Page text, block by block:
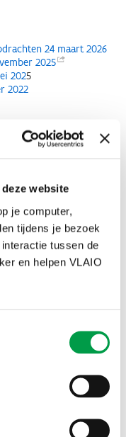
website
je computer,
tijdens je bezoek
tussen de
en helpen VLAIO
24 maart 2026
2025
2025
2022
2021-2027(Zip-file
die geen deel